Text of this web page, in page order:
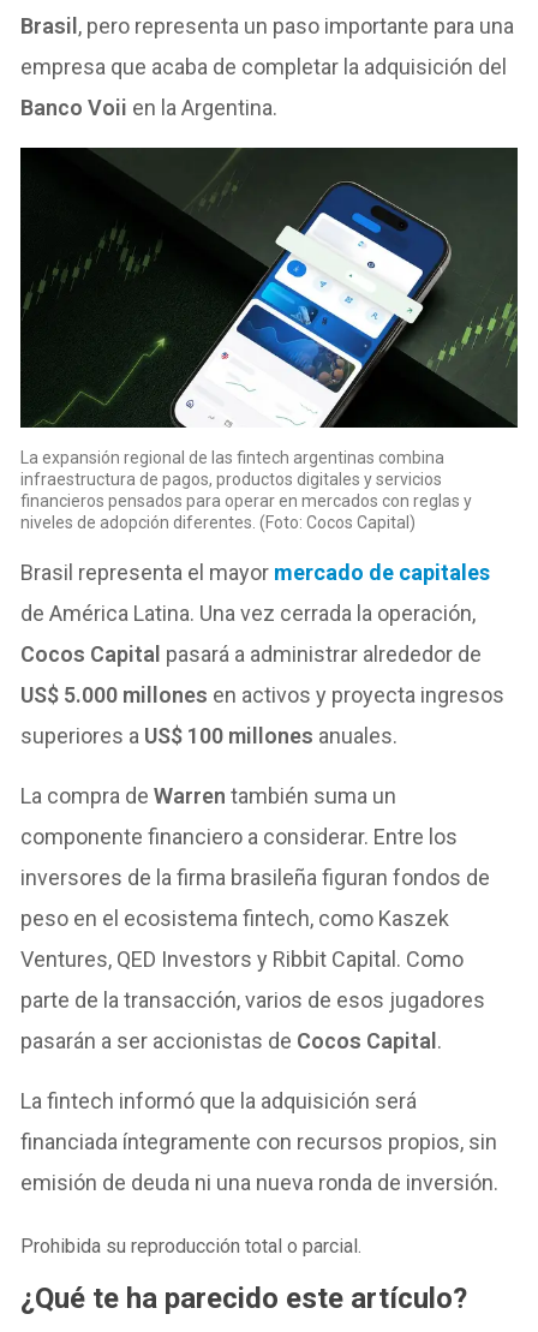
Brasil , pero representa un paso importante para una
empresa que acaba de completar la adquisición del
Banco Voii en la Argentina.
La expansión regional de las fintech argentinas combina
infraestructura de pagos, productos digitales y servicios
financieros pensados para operar en mercados con reglas y
niveles de adopción diferentes. (Foto: Cocos Capital)
Brasil representa el mayor mercado de capitales
de América Latina. Una vez cerrada la operación,
Cocos Capital pasará a administrar alrededor de
US$ 5.000 millones en activos y proyecta ingresos
superiores a US$ 100 millones anuales.
La compra deWarren también suma un
componente financiero a considerar. Entre los
inversores de la firma brasileña figuran fondos de
peso en el ecosistema fintech, como Kaszek
Ventures, QED Investors y Ribbit Capital. Como
parte de la transacción, varios de esos jugadores
pasarán a ser accionistas de Cocos Capital.
La fintech informó que la adquisición será
financiada íntegramente con recursos propios, sin
emisión de deuda ni una nueva ronda de inversión.
Prohibida su reproducción total o parcial.
¿Qué te ha parecido este artículo?